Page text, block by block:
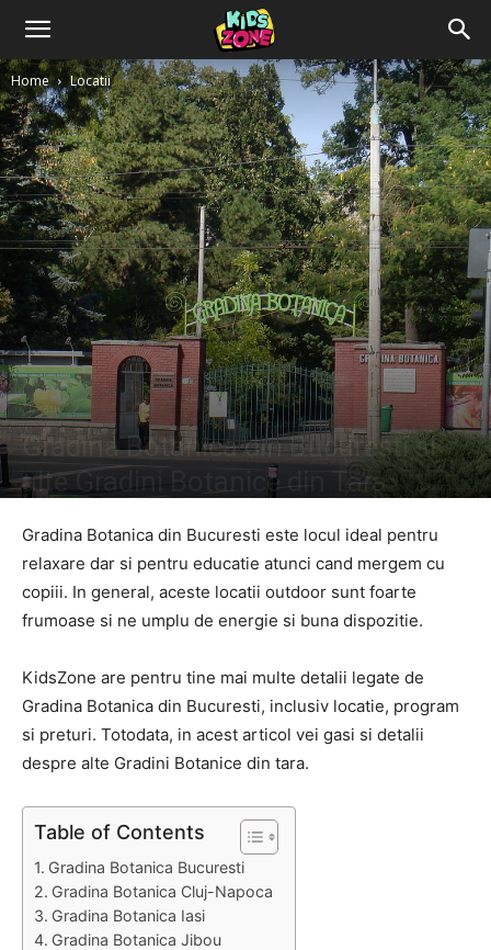
Home Locatii
Locatii
Gradina Botanica din Bucuresti si
alte Gradini Botanice din Tara
Gradina Botanica din Bucuresti este locul ideal pentru
relaxare dar si pentru educatie atunci cand mergem cu
copiii. In general, aceste locatii outdoor sunt foarte
frumoase si ne umplu de energie si buna dispozitie.
KidsZone are pentru tine mai multe detalii legate de
Gradina Botanica din Bucuresti, inclusiv locatie, program
si preturi. Totodata, in acest articol vei gasi si detalii
despre alte Gradini Botanice din tara.
Table of Contents
Gradina Botanica Bucuresti
Gradina Botanica Cluj-Napoca
Gradina Botanica Iasi
Gradina Botanica Jibou